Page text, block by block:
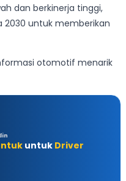
dan berkinerja tinggi,
2030 untuk memberikan
otomotif menarik
untuk Driver